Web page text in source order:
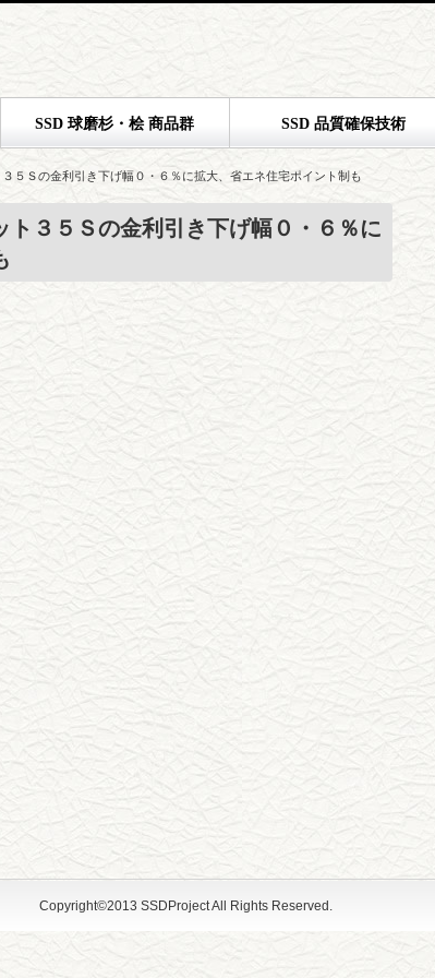
SSD 球磨杉・桧 商品群 SSD 品質確保技術
５Ｓの金利引き下げ幅０・６％に拡大、省エネ住宅ポイント制も
３５Ｓの金利引き下げ幅０・６％に
Copyright©2013 SSDProject All Rights Reserved.